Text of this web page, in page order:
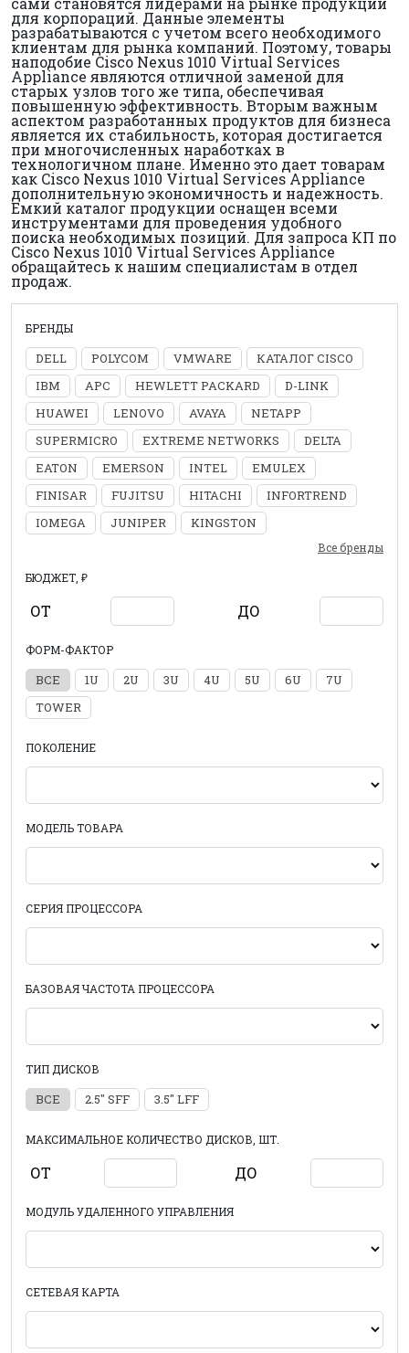
для корпораций. Данные элементы
разрабатываются с учетом всего необходимого
клиентам для рынка компаний. Поэтому, товары
наподобие Cisco Nexus 1010 Virtual Services
Appliance являются отличной заменой для
старых узлов того же типа, обеспечивая
повышенную эффективность. Вторым важным
аспектом разработанных продуктов для бизнеса
является их стабильность, которая достигается
при многочисленных наработках в
технологичном плане. Именно это дает товарам
как Cisco Nexus 1010 Virtual Services Appliance
дополнительную экономичность и надежность.
Емкий каталог продукции оснащен всеми
инструментами для проведения удобного
поиска необходимых позиций. Для запроса КП по
Cisco Nexus 1010 Virtual Services Appliance
обращайтесь к нашим специалистам в отдел
продаж.
БРЕНДЫ
DELL POLYCOM VMWARE
КАТАЛОГ CISCO
IBM
APC HEWLETT PACKARD
D-LINK
HUAWEI
LENOVO AVAYA
NETAPP
SUPERMICRO
EXTREME NETWORKS
DELTA
EATON
EMERSON INTEL
EMULEX
FINISAR
FUJITSU HITACHI
INFORTREND
IOMEGA
JUNIPER KINGSTON
Все бренды
БЮДЖЕТ, ₽
ОТ ДО
ФОРМ-ФАКТОР
ВСЕ 1U 2U 3U 4U 5U 6U
7U
TOWER
ПОКОЛЕНИЕ
МОДЕЛЬ ТОВАРА
СЕРИЯ ПРОЦЕССОРА
БАЗОВАЯ ЧАСТОТА ПРОЦЕССОРА
ТИП ДИСКОВ
ВСЕ 2.5" SFF 3.5" LFF
МАКСИМАЛЬНОЕ КОЛИЧЕСТВО ДИСКОВ, ШТ.
ОТ ДО
МОДУЛЬ УДАЛЕННОГО УПРАВЛЕНИЯ
СЕТЕВАЯ КАРТА